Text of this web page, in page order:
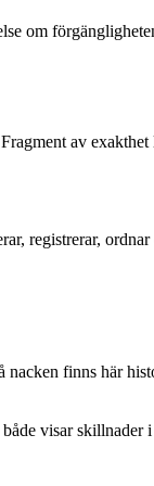
om
av
registrerar,
finns här
visar